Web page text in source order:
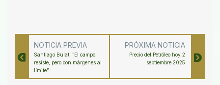
NOTICIA PREVIA
Santiago Bulat: “El campo
resiste, pero con márgenes al
límite”
PRÓXIMA NOTICIA
Precio del Petróleo hoy 2
septiembre 2025